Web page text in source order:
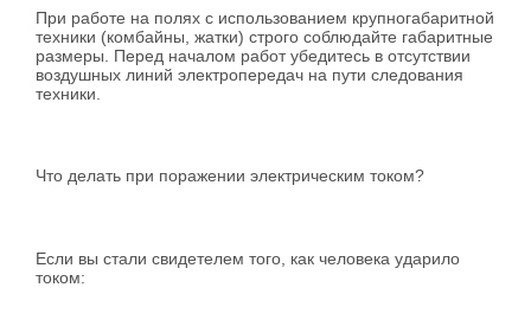
При работе на полях с использованием крупногабаритной
техники (комбайны, жатки) строго соблюдайте габаритные
размеры. Перед началом работ убедитесь в отсутствии
воздушных линий электропередач на пути следования
техники.
Что делать при поражении электрическим током?
Если вы стали свидетелем того, как человека ударило
током: